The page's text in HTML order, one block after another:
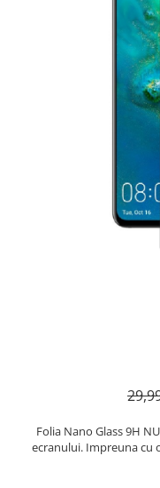
Folia Nano Glass 9H
ecranului. Impreuna cu